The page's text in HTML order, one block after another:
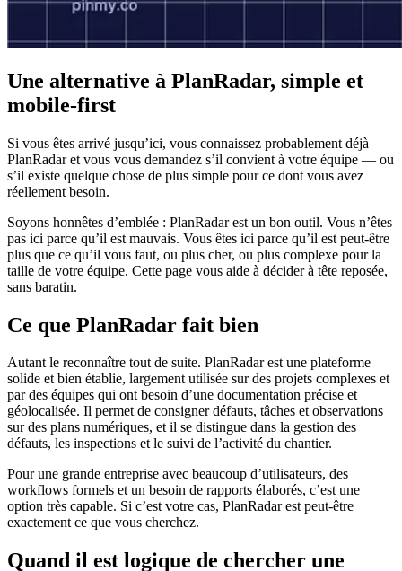
Une alternative à PlanRadar, simple et
mobile-first
Si vous êtes arrivé jusqu’ici, vous connaissez probablement déjà
PlanRadar et vous vous demandez s’il convient à votre équipe — ou
s’il existe quelque chose de plus simple pour ce dont vous avez
réellement besoin.
Soyons honnêtes d’emblée : PlanRadar est un bon outil. Vous n’êtes
pas ici parce qu’il est mauvais. Vous êtes ici parce qu’il est peut-être
plus que ce qu’il vous faut, ou plus cher, ou plus complexe pour la
taille de votre équipe. Cette page vous aide à décider à tête reposée,
sans baratin.
Ce que PlanRadar fait bien
Autant le reconnaître tout de suite. PlanRadar est une plateforme
solide et bien établie, largement utilisée sur des projets complexes et
par des équipes qui ont besoin d’une documentation précise et
géolocalisée. Il permet de consigner défauts, tâches et observations
sur des plans numériques, et il se distingue dans la gestion des
défauts, les inspections et le suivi de l’activité du chantier.
Pour une grande entreprise avec beaucoup d’utilisateurs, des
workflows formels et un besoin de rapports élaborés, c’est une
option très capable. Si c’est votre cas, PlanRadar est peut-être
exactement ce que vous cherchez.
Quand il est logique de chercher une